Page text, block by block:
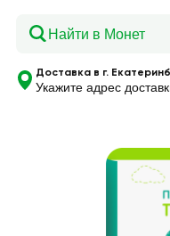
Доставка в г.
Укажите адрес